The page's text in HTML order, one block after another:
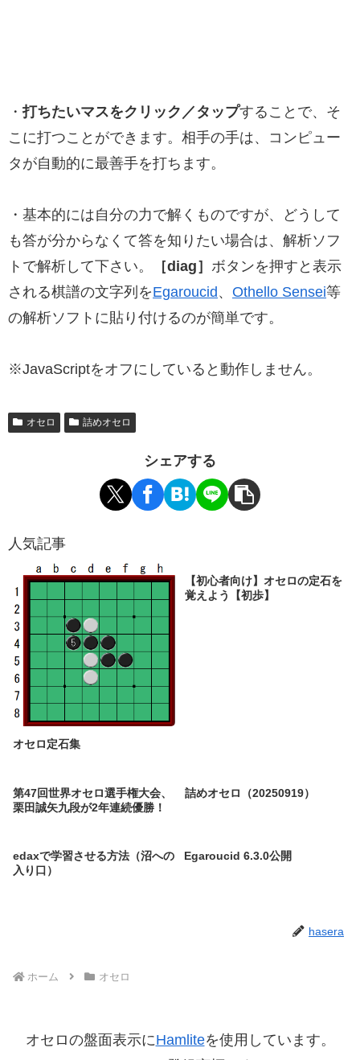
・打ちたいマスをクリック／タップすることで、そ
こに打つことができます。相手の手は、コンピュー
タが自動的に最善手を打ちます。
・基本的には自分の力で解くものですが、どうして
も答が分からなくて答を知りたい場合は、解析ソフ
トで解析して下さい。
［diag］ ボタンを押すと表示
される棋譜の文字列をEgaroucid、 Othello Sensei等
の解析ソフトに貼り付けるのが簡単です。
※JavaScriptをオフにしていると動作しません。
オセロ 詰めオセロ
シェアする
人気記事
オセロ定石集
【初心者向け】オセロの定石を
覚えよう【初歩】
第47回世界オセロ選手権大会、
栗田誠矢九段が2年連続優勝！
詰めオセロ（20250919）
edaxで学習させる方法（沼への
入り口）
Egaroucid 6.3.0公開
hasera
ホーム オセロ
オセロの盤面表示にHamliteを使用しています。